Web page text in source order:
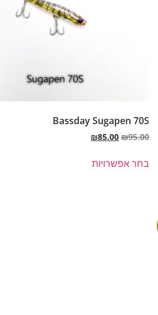
Bassday Sugapen 70S
₪95.00
₪85.00
בחר אפשרויות